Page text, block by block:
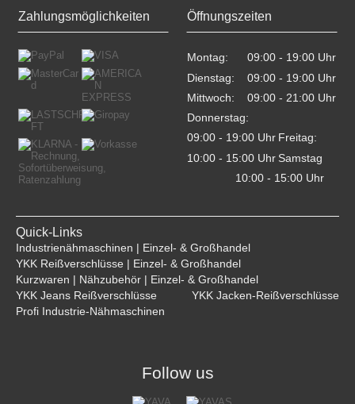
Zahlungsmöglichkeiten Öffnungszeiten
Montag:
Dienstag:
Mittwoch:
Donnerstag:
09:00 - 19:00 Uhr
Freitag:
10:00 - 15:00 Uhr
Samstag
10:00 - 15:00 Uhr
Quick-Links
Industrienähmaschinen | Einzel- & Großhandel
YKK Reißverschlüsse | Einzel- & Großhandel
Kurzwaren | Nähzubehör | Einzel- & Großhandel
YKK Jeans Reißverschlüsse
YKK Jacken-Reißverschlüsse
Profi Industrie-Nähmaschinen
Follow us